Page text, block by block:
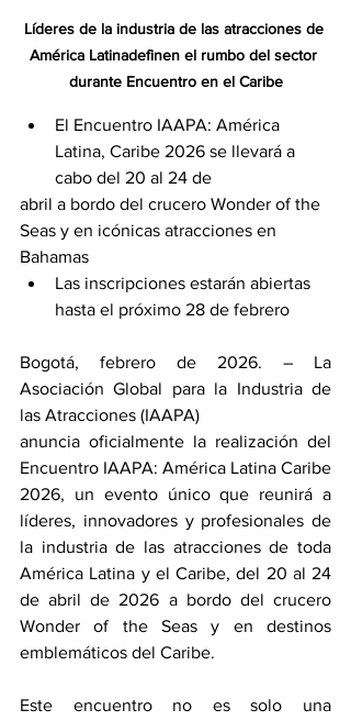
Líderes de la industria de las atracciones de
América Latinadefinen el rumbo del sector
durante Encuentro en el Caribe
El Encuentro IAAPA: América
Latina, Caribe 2026 se llevará a
cabo del 20 al 24 de
abril a bordo del crucero Wonder of the
Seas y en icónicas atracciones en
Bahamas
Las inscripciones estarán abiertas
hasta el próximo 28 de febrero
Bogotá, febrero de 2026. – La
Asociación Global para la Industria de
las Atracciones (IAAPA)
anuncia oficialmente la realización del
Encuentro IAAPA: América Latina Caribe
2026, un evento único que reunirá a
líderes, innovadores y profesionales de
la industria de las atracciones de toda
América Latina y el Caribe, del 20 al 24
de abril de 2026 a bordo del crucero
Wonder of the Seas y en destinos
emblemáticos del Caribe.
Este encuentro no es solo una